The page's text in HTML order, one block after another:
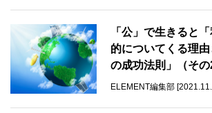
「公」で生きると
的についてくる理
の成功法則」（その
ELEMENT編集部